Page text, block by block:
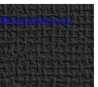
Elsotanoperdido.com -